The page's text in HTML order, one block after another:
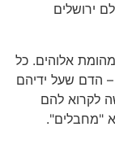
ירושלים
אלוהים. כל
– הדם שעל ידיהם
לקרוא להם
"מחבלים".